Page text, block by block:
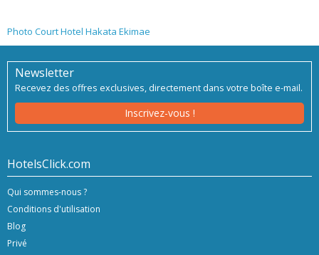
Photo Court Hotel Hakata Ekimae
Newsletter
Recevez des offres exclusives, directement dans votre boîte e-mail.
Inscrivez-vous !
HotelsClick.com
Qui sommes-nous ?
Conditions d'utilisation
Blog
Privé